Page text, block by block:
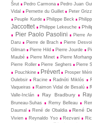
Šrut
Pedro Carmona Pedro Juan
Vidal
Pernette du Guillet Peter
Peuple Kurde
Philippe Beck
Jaccottet
Philippe Lekeuche
Pier Paolo Pasolini Pierre
Daru
Pierre de Brach Pierre
Gilman
Pierre Hild Pierre Jourde
Maubé
Pierre Minet Pierre
Pierre Roller Pierre Seghers Pierre
Pouchkine
Prévert Prosper
Oulebsir
Racine Radnóti Miklós
Vaqueiras
Raimon Vidal de Besalú
Valle-Inclán
Ray Bradbury
Bruneau-Suhas
Remy Belleau
Daumal
René de Obaldia René
Vivien
Reynaldo Yso Rezvani